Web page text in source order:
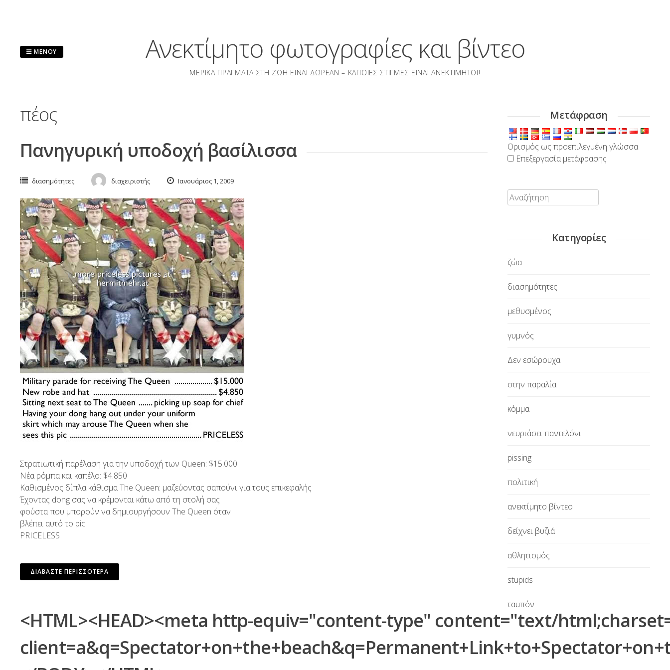
Ανεκτίμητο φωτογραφίες και βίντεο
ΜΕΡΙΚΆ ΠΡΆΓΜΑΤΑ ΣΤΗ ΖΩΉ ΕΊΝΑΙ ΔΩΡΕΆΝ – ΚΆΠΟΙΕΣ ΣΤΙΓΜΈΣ ΕΊΝΑΙ ΑΝΕΚΤΊΜΗΤΟΙ!
ΜΕΝΟΎ
πέος
Πανηγυρική υποδοχή βασίλισσα
διασημότητες διαχειριστής Ιανουάριος 1, 2009
Στρατιωτική παρέλαση για την υποδοχή των Queen: $15.000
Νέα ρόμπα και καπέλο: $4.850
Καθισμένος δίπλα κάθισμα The Queen: μαζεύοντας σαπούνι για τους επικεφαλής
Έχοντας dong σας να κρέμονται κάτω από τη στολή σας
φούστα που μπορούν να δημιουργήσουν The Queen όταν
βλέπει αυτό το pic:
PRICELESS
ΔΙΑΒΆΣΤΕ ΠΕΡΙΣΣΌΤΕΡΑ
<HTML><HEAD><meta http-equiv="content-type" content="text/
Μετάφραση
Ορισμός ως προεπιλεγμένη γλώσσα
Επεξεργασία μετάφρασης
Αναζήτηση:
Κατηγορίες
ζώα
διασημότητες
μεθυσμένος
γυμνός
Δεν εσώρουχα
στην παραλία
κόμμα
νευριάσει παντελόνι
pissing
πολιτική
ανεκτίμητο βίντεο
δείχνει βυζιά
αθλητισμός
stupids
ταμπόν
άσχημος